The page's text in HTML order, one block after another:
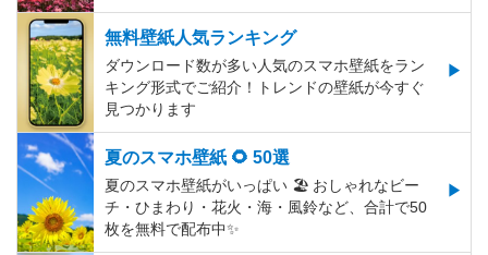
無料壁紙人気ランキング
ダウンロード数が多い人気のスマホ壁紙をラン
キング形式でご紹介！トレンドの壁紙が今すぐ
見つかります
夏のスマホ壁紙 🌻 50選
夏のスマホ壁紙がいっぱい 🏖 おしゃれなビー
チ・ひまわり・花火・海・風鈴など、合計で50
枚を無料で配布中✨